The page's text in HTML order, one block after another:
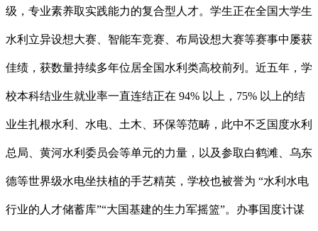
级，专业素养取实践能力的复合型人才。学生正在全国大学生
水利立异设想大赛、智能车竞赛、布局设想大赛等赛事中屡获
佳绩，获数量持续多年位居全国水利类高校前列。近五年，学
校本科结业生就业率一直连结正在 94% 以上，75% 以上的结
业生扎根水利、水电、土木、环保等范畴，此中不乏国度水利
总局、黄河水利委员会等单元的力量，以及参取白鹤滩、乌东
德等世界级水电坐扶植的手艺精英，学校也被誉为 “水利水电
行业的人才储蓄库”“大国基建的生力军摇篮”。办事国度计谋